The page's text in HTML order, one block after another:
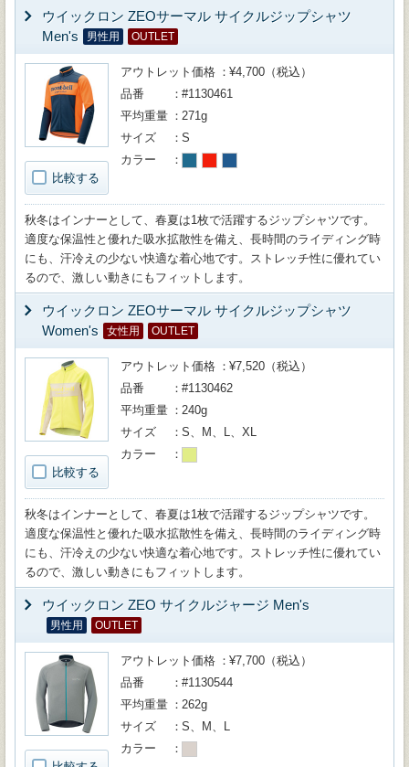
ウイックロン ZEOサーマル サイクルジップシャツ
Men's
男性用 OUTLET
比較する
アウトレット価格
¥4,700（税込）
品番
#1130461
平均重量
271g
サイズ
S
カラー
秋冬はインナーとして、春夏は1枚で活躍するジップシャツです。
適度な保温性と優れた吸水拡散性を備え、長時間のライディング時
にも、汗冷えの少ない快適な着心地です。ストレッチ性に優れてい
るので、激しい動きにもフィットします。
ウイックロン ZEOサーマル サイクルジップシャツ
Women's
女性用 OUTLET
比較する
アウトレット価格
¥7,520（税込）
品番
#1130462
平均重量
240g
サイズ
S、M、L、XL
カラー
秋冬はインナーとして、春夏は1枚で活躍するジップシャツです。
適度な保温性と優れた吸水拡散性を備え、長時間のライディング時
にも、汗冷えの少ない快適な着心地です。ストレッチ性に優れてい
るので、激しい動きにもフィットします。
ウイックロン ZEO サイクルジャージ Men's
男性用 OUTLET
アウトレット価格
¥7,700（税込）
品番
#1130544
平均重量
262g
サイズ
S、M、L
カラー